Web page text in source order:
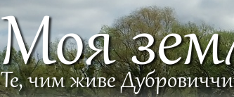
Моя
Те, чим живе